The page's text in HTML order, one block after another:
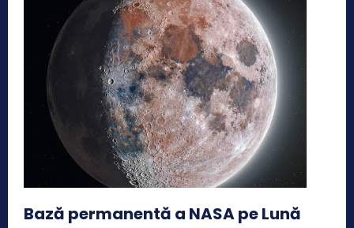
Bază permanentă a NASA pe Lună